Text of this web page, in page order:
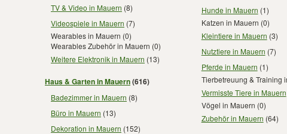
TV & Video in Mauern (8)
Videospiele in Mauern (7)
Wearables in Mauern (0)
Wearables Zubehör in Mauern (0)
Weitere Elektronik in Mauern (13)
Haus & Garten in Mauern(616)
Badezimmer in Mauern (8)
Büro in Mauern (13)
Dekoration in Mauern (152)
Hunde in Mauern (1)
Katzen in Mauern (0)
Kleintiere in Mauern (3)
Nutztiere in Mauern (7)
Pferde in Mauern (1)
Tierbetreuung & Training
Vermisste Tiere in Mauern
Vögel in Mauern (0)
Zubehör in Mauern (64)